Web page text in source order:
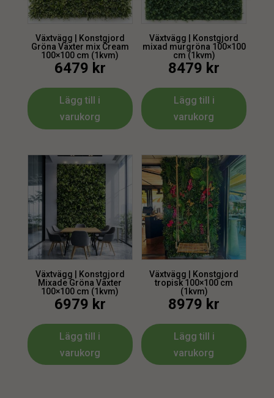
Växtvägg | Konstgjord
Gröna Växter mix Cream
100×100 cm (1kvm)
6479 kr
Lägg till i
varukorg
Växtvägg | Konstgjord
mixad murgröna 100×100
cm (1kvm)
8479 kr
Lägg till i
varukorg
Växtvägg | Konstgjord
Mixade Gröna Växter
100×100 cm (1kvm)
6979 kr
Lägg till i
varukorg
Växtvägg | Konstgjord
tropisk 100×100 cm
(1kvm)
8979 kr
Lägg till i
varukorg